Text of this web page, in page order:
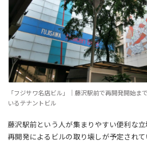
「フジサワ名店ビル」｜藤沢駅前で再開発開始ま
いるテナントビル
藤沢駅前という人が集まりやすい便利な
再開発によるビルの取り壊しが予定され